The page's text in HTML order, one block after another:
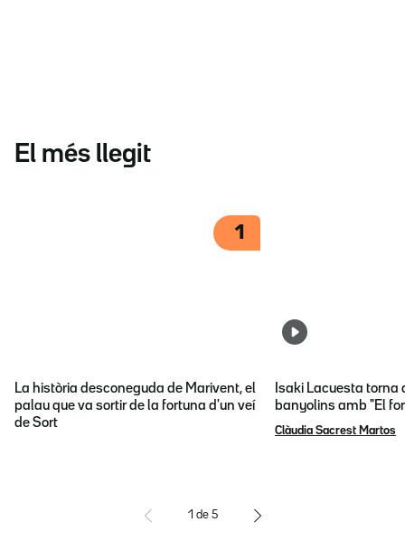
El més llegit
1
La història desconeguda de Marivent, el
palau que va sortir de la fortuna d'un veí
de Sort
Isaki Lacuesta torna
banyolins amb "El
Clàudia Sacrest Martos
1 de 5